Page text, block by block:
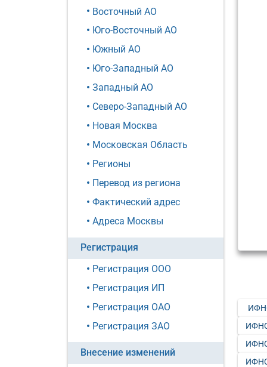
Восточный АО
Юго-Восточный АО
Южный АО
Юго-Западный АО
Западный АО
Северо-Западный АО
Новая Москва
Московская Область
Регионы
Перевод из региона
Фактический адрес
Адреса Москвы
Регистрация
Регистрация ООО
Регистрация ИП
Регистрация ОАО
Регистрация ЗАО
Внесение изменений